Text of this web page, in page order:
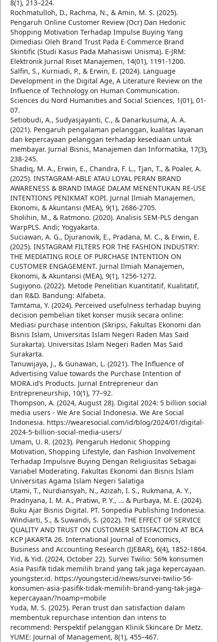
8(1), 213–224.
Rochmatulloh, D., Rachma, N., & Amin, M. S. (2025).
Pengaruh Online Customer Review (Ocr) Dan Hedonic
Shopping Motivation Terhadap Impulse Buying Yang
Dimediasi Oleh Brand Trust Pada E-Commerce Brand
Skintific (Studi Kasus Pada Mahasiswi Unisma). E-JRM:
Elektronik Jurnal Riset Manajemen, 14(01), 1191-1200.
Salfin, S., Kurniadi, P., & Erwin, E. (2024). Language
Development in the Digital Age, A Literature Review on the
Influence of Technology on Human Communication.
Sciences du Nord Humanities and Social Sciences, 1(01), 01-
07.
Setiobudi, A., Sudyasjayanti, C., & Danarkusuma, A. A.
(2021). Pengaruh pengalaman pelanggan, kualitas layanan
dan kepercayaan pelanggan terhadap kesediaan untuk
membayar. Jurnal Bisnis, Manajemen dan Informatika, 17(3),
238-245.
Shadiq, M. A., Erwin, E., Chandra, F. L., Tjan, T., & Poaler, A.
(2025). INSTAGRAM-ABLE ATAU LOYAL PERAN BRAND
AWARENESS & BRAND IMAGE DALAM MENENTUKAN RE-USE
INTENTIONS PENIKMAT KOPI. Jurnal Ilmiah Manajemen,
Ekonomi, & Akuntansi (MEA), 9(1), 2686-2705.
Sholihin, M., & Ratmono. (2020). Analisis SEM-PLS dengan
WarpPLS. Andi; Yogyakarta.
Suciawan, A. G., Djuranovik, E., Pradana, M. C., & Erwin, E.
(2025). INSTAGRAM FILTERS FOR THE FASHION INDUSTRY:
THE MEDIATING ROLE OF PURCHASE INTENTION ON
CUSTOMER ENGAGEMENT. Jurnal Ilmiah Manajemen,
Ekonomi, & Akuntansi (MEA), 9(1), 1256-1272.
Sugiyono. (2022). Metode Penelitian Kuantitatif, Kualitatif,
dan R&D. Bandung: Alfabeta.
Tamtama, Y. (2024). Perceived usefulness terhadap buying
decision pembelian tiket konser musik secara online:
Mediasi purchase intention (Skripsi, Fakultas Ekonomi dan
Bisnis Islam, Universitas Islam Negeri Raden Mas Said
Surakarta). Universitas Islam Negeri Raden Mas Said
Surakarta.
Tanuwijaya, J., & Gunawan, L. (2021). The Influence of
Advertising Value towards the Purchase Intention of
MORA.id’s Products. Jurnal Entrepreneur dan
Entrepreneurship, 10(1), 77–92.
Thompson, A. (2024, August 28). Digital 2024: 5 billion social
media users - We Are Social Indonesia. We Are Social
Indonesia. https://wearesocial.com/id/blog/2024/01/digital-
2024-5-billion-social-media-users/
Umam, U. R. (2023). Pengaruh Hedonic Shopping
Motivation, Shopping Lifestyle, dan Fashion Involvement
Terhadap Impulsive Buying Dengan Religiusitas Sebagai
Variabel Moderating. Fakultas Ekonomi dan Bisnis Islam
Universitas Agama Islam Negeri Salatiga
Utami, T., Nurdiansyah, N., Azizah, I. S., Rukmana, A. Y.,
Pradnyana, I. M. A., Pratiwi, P. Y., ... & Purbaya, M. E. (2024).
Buku Ajar Bisnis Digital. PT. Sonpedia Publishing Indonesia.
Windiarti, S., & Suwandi, S. (2022). THE EFFECT OF SERVICE
QUALITY AND TRUST ON CUSTOMER SATISFACTION AT BCA
KCP JAKARTA 26. International Journal of Economics,
Business and Accounting Research (IJEBAR), 6(4), 1852-1864.
Yid, & Yid. (2024, October 22). Survei Twilio: 56% konsumen
Asia Pasifik tidak memilih brand yang tak jaga kepercayaan.
youngster.id. https://youngster.id/news/survei-twilio-56-
konsumen-asia-pasifik-tidak-memilih-brand-yang-tak-jaga-
kepercayaan/?noamp=mobile
Yuda, M. S. (2025). Peran trust dan satisfaction dalam
membentuk repurchase intention dan intens to
recommend: Perspektif pelanggan Klinik Skincare Dr Metz.
YUME: Journal of Management, 8(1), 455–467.